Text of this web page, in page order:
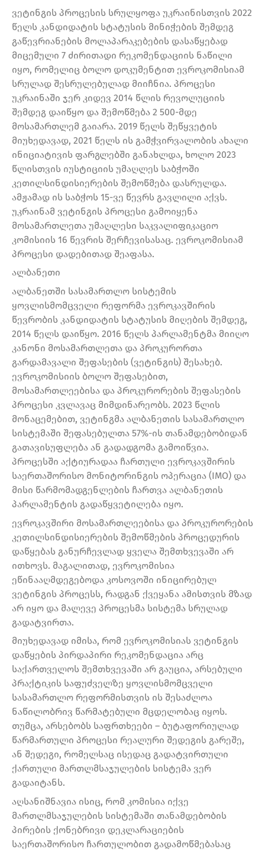
ვეტინგის პროცესის სრულყოფა უკრაინისთვის 2022
წელს კანდიდატის სტატუსის მინიჭების შემდეგ
გაწევრიანების მოლაპარაკებების დასაწყებად
მიცემული 7 ძირითადი რეკომენდაციის ნაწილი
იყო, რომელიც ბოლო დოკუმენტით ევროკომისიამ
სრულად შესრულებულად მიიჩნია. პროცესი
უკრაინაში ჯერ კიდევ 2014 წლის რევოლუციის
შემდეგ დაიწყო და შემოწმება 2 500-მდე
მოსამართლემ გაიარა. 2019 წელს შეწყვეტის
მიუხედავად, 2021 წელს ის გამჭვირვალობის ახალი
ინიციატივის ფარგლებში განახლდა, ხოლო 2023
წლისთვის იუსტიციის უმაღლეს საბჭოში
კეთილსინდისიერების შემოწმება დასრულდა.
ამჟამად ის საბჭოს 15-ვე წევრს გავლილი აქვს.
უკრაინამ ვეტინგის პროცესი გამოიყენა
მოსამართლეთა უმაღლესი საკვალიფიკაციო
კომისიის 16 წევრის შერჩევისასაც. ევროკომისიამ
პროცესი დადებითად შეაფასა.
ალბანეთი
ალბანეთში სასამართლო სისტემის
ყოვლისმომცველი რეფორმა ევროკავშირის
წევრობის კანდიდატის სტატუსის მიღების შემდეგ,
2014 წელს დაიწყო. 2016 წელს პარლამენტმა მიიღო
კანონი მოსამართლეთა და პროკურორთა
გარდამავალი შეფასების (ვეტინგის) შესახებ.
ევროკომისიის ბოლო შეფასებით,
მოსამართლეებისა და პროკურორების შეფასების
პროცესი კვლავაც მიმდინარეობს. 2023 წლის
მონაცემებით, ვეტინგმა ალბანეთის სასამართლო
სისტემაში შეფასებულთა 57%-ის თანამდებობიდან
გათავისუფლება ან გადადგომა გამოიწვია.
პროცესში აქტიურადაა ჩართული ევროკავშირის
საერთაშორისო მონიტორინგის ოპერაცია (IMO) და
მისი წარმომადგენლების ჩართვა ალბანეთის
პარლამენტის გადაწყვეტილება იყო.
ევროკავშირი მოსამართლეებისა და პროკურორების
კეთილსინდისიერების შემოწმების პროცედურის
დაწყებას განურჩევლად ყველა შემთხვევაში არ
ითხოვს. მაგალითად, ევროკომისია
ეწინააღმდეგებოდა კოსოვოში ინიცირებულ
ვეტინგის პროცესს, რადგან ქვეყანა ამისთვის მზად
არ იყო და მალევე პროცესმა სისტემა სრულად
გადატვირთა.
მიუხედავად იმისა, რომ ევროკომისიას ვეტინგის
დაწყების პირდაპირი რეკომენდაცია არც
საქართველოს შემთხვევაში არ გაუცია, არსებული
პრაქტიკის საფუძველზე ყოვლისმომცველი
სასამართლო რეფორმისთვის ის შესაძლოა
ნაწილობრივ წარმატებული მცდელობაც იყოს.
თუმცა, არსებობს საფრთხეები – ბუტაფორიულად
წარმართული პროცესი რეალური შედეგის გარეშე,
ან შედეგი, რომელსაც ისედაც გადატვირთული
ქართული მართლმსაჯულების სისტემა ვერ
გადაიტანს.
აღსანიშნავია ისიც, რომ კომისია იქვე
მართლმსაჯულების სისტემაში თანამდებობის
პირების ქონებრივი დეკლარაციების
საერთაშორისო ჩართულობით გადამოწმებასაც